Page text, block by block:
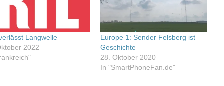
Langwelle
2022
Europe 1: Sender Felsberg ist
Geschichte
28. Oktober 2020
In "SmartPhoneFan.de"